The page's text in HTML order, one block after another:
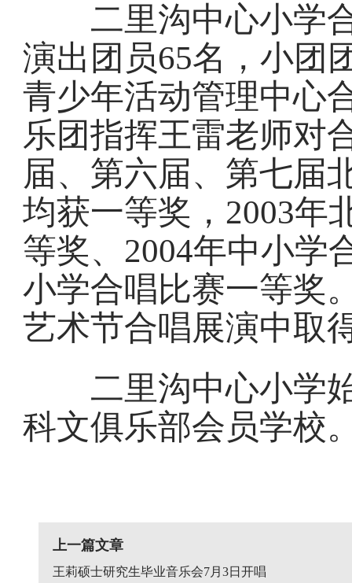
二里沟中心小学合
演出团员65名，小团
青少年活动管理中心
乐团指挥王雷老师对
届、第六届、第七届
均获一等奖，2003年
等奖、2004年中小学
小学合唱比赛一等奖
艺术节合唱展演中取
二里沟中心小学始
科文俱乐部会员学校
上一篇文章
王莉硕士研究生毕业音乐会7月3日开唱